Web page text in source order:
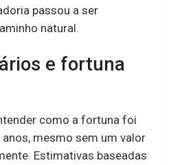
passou a ser
natural.
e fortuna
como a fortuna foi
mesmo sem um valor
Estimativas baseadas